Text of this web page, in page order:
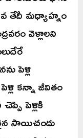
తేదీ మధ్యాహ్నం
వెళ్లాలని
పెళ్లి
కన్నా జీవితం
పెళ్లికి
సాయిచందు